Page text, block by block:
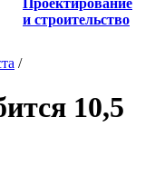
Проектирование
и строительство
/
10,5